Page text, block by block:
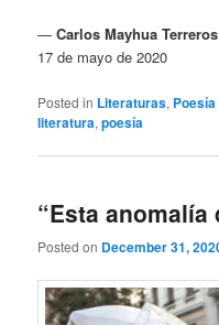
—Carlos Mayhua Terreros
17 de mayo de 2020
Posted in Literaturas, Poesía
literatura,poesía
“Esta anomalía
Posted on December 31,